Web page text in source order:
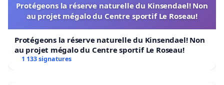
Protégeons la réserve naturelle du Kinsendael! Non
au projet mégalo du Centre sportif Le Roseau!
Protégeons la réserve naturelle du Kinsendael! Non
au projet mégalo du Centre sportif Le Roseau!
1 133 signatures